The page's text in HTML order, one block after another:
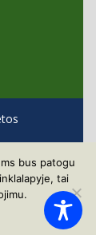
Hub by
bus patogu
tai